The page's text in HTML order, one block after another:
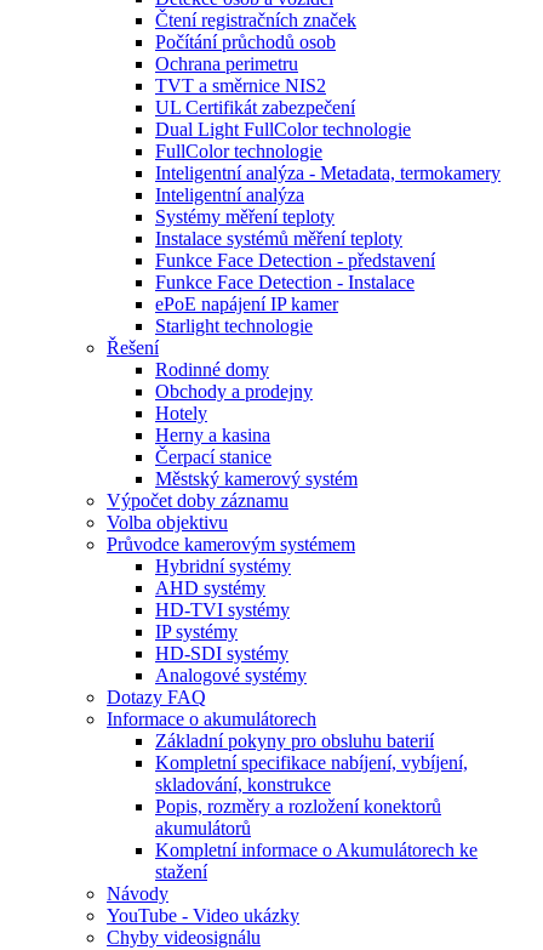
Čtení registračních značek
Počítání průchodů osob
Ochrana perimetru
TVT a směrnice NIS2
UL Certifikát zabezpečení
Dual Light FullColor technologie
FullColor technologie
Inteligentní analýza - Metadata, termokamery
Inteligentní analýza
Systémy měření teploty
Instalace systémů měření teploty
Funkce Face Detection - představení
Funkce Face Detection - Instalace
ePoE napájení IP kamer
Starlight technologie
Řešení
Rodinné domy
Obchody a prodejny
Hotely
Herny a kasina
Čerpací stanice
Městský kamerový systém
Výpočet doby záznamu
Volba objektivu
Průvodce kamerovým systémem
Hybridní systémy
AHD systémy
HD-TVI systémy
IP systémy
HD-SDI systémy
Analogové systémy
Dotazy FAQ
Informace o akumulátorech
Základní pokyny pro obsluhu baterií
Kompletní specifikace nabíjení, vybíjení,
skladování, konstrukce
Popis, rozměry a rozložení konektorů
akumulátorů
Kompletní informace o Akumulátorech ke
stažení
Návody
YouTube - Video ukázky
Chyby videosignálu